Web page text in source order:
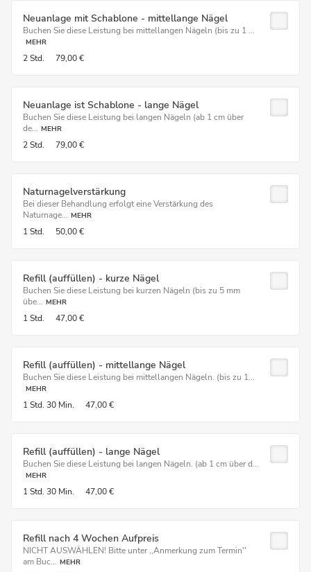
Neuanlage mit Schablone - mittellange Nägel
Buchen Sie diese Leistung bei mittellangen Nägeln (bis zu 1 ...
MEHR
2 Std. 79,00 €
Neuanlage ist Schablone - lange Nägel
Buchen Sie diese Leistung bei langen Nägeln (ab 1 cm über
de... MEHR
2 Std. 79,00 €
Naturnagelverstärkung
Bei dieser Behandlung erfolgt eine Verstärkung des
Naturnage... MEHR
1 Std. 50,00 €
Refill (auffüllen) - kurze Nägel
Buchen Sie diese Leistung bei kurzen Nägeln (bis zu 5 mm
übe... MEHR
1 Std. 47,00 €
Refill (auffüllen) - mittellange Nägel
Buchen Sie diese Leistung bei mittellangen Nägeln. (bis zu 1...
MEHR
1 Std. 30 Min. 47,00 €
Refill (auffüllen) - lange Nägel
Buchen Sie diese Leistung bei langen Nägeln. (ab 1 cm über d...
MEHR
1 Std. 30 Min. 47,00 €
Refill nach 4 Wochen Aufpreis
NICHT AUSWÄHLEN! Bitte unter ,,Anmerkung zum Termin''
am Buc... MEHR